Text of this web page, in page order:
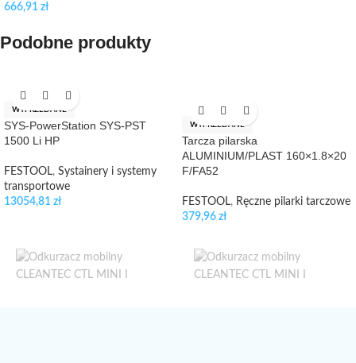
666,91 zł
Podobne produkty
WYPRZEDANE
SYS-PowerStation SYS-PST
1500 Li HP
FESTOOL, Systainery i systemy
transportowe
13054,81 zł
WYPRZEDANE
Tarcza pilarska
ALUMINIUM/PLAST 160×1.8×20
F/FA52
FESTOOL, Ręczne pilarki tarczowe
379,96 zł